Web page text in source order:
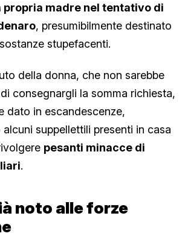
propria madre nel tentativo di
, presumibilmente destinato
stupefacenti.
della donna, che non sarebbe
consegnargli la somma richiesta,
dato in escandescenze,
suppellettili presenti in casa
pesanti minacce di
.
noto alle forze